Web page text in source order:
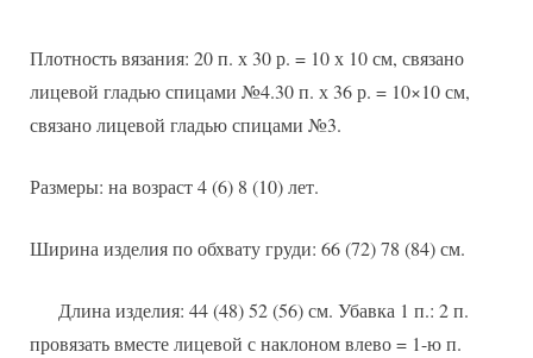
Плотность вязания: 20 п. х 30 р. = 10 х 10 см, связано
лицевой гладью спицами №4.30 п. х 36 р. = 10×10 см,
связано лицевой гладью спицами №3.
Размеры: на возраст 4 (6) 8 (10) лет.
Ширина изделия по обхвату груди: 66 (72) 78 (84) см.
Длина изделия: 44 (48) 52 (56) см. Убавка 1 п.: 2 п.
провязать вместе лицевой с наклоном влево = 1-ю п.